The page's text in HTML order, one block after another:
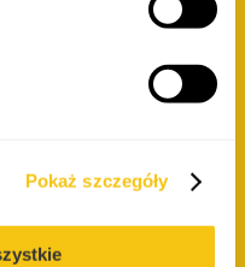
Pokaż szczegóły